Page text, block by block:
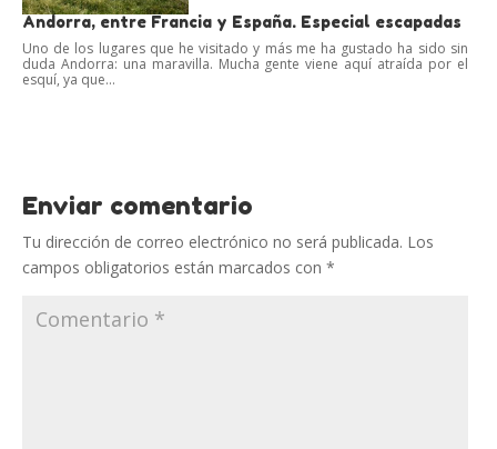
Andorra, entre Francia y España. Especial escapadas
Uno de los lugares que he visitado y más me ha gustado ha sido sin
duda Andorra: una maravilla. Mucha gente viene aquí atraída por el
esquí, ya que...
Enviar comentario
Tu dirección de correo electrónico no será publicada. Los
campos obligatorios están marcados con *